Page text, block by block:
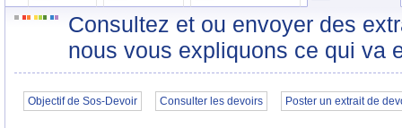
Consultez et ou envoyer des
nous vous expliquons ce qui va
Objectif de Sos-Devoir Consulter les devoirs Poster un extrait de